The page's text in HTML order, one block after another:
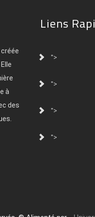
à
des
Liens
">
">
">
">